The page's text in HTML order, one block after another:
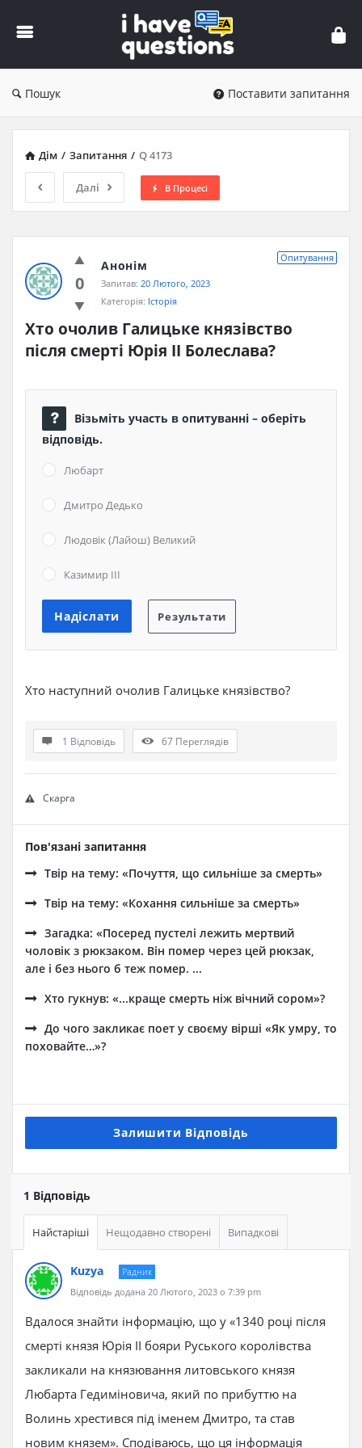
iHaveQuestions
Пошук Поставити запитання
Дім / Запитання / Q 4173
Далі В Процесі
0
Опитування
Анонім
Запитав: 20 Лютого, 2023
Категорія: Історія
Хто очолив Галицьке князівство
після смерті Юрія ІІ Болеслава?
Візьміть участь в опитуванні – оберіть
відповідь.
Любарт
Дмитро Дедько
Людовік (Лайош) Великий
Казимир ІІІ
Хто наступний очолив Галицьке князівство?
1 Відповідь 67 Переглядів
Скарга
Пов'язані запитання
Твір на тему: «Почуття, що сильніше за смерть»
Твір на тему: «Кохання сильніше за смерть»
Загадка: «Посеред пустелі лежить мертвий
чоловік з рюкзаком. Він помер через цей рюкзак,
але і без нього б теж помер. ...
Хто гукнув: «...краще смерть ніж вічний сором»?
До чого закликає поет у своєму вірші «Як умру, то
поховайте…»?
Залишити Відповідь
1 Відповідь
Найстаріші Нещодавно створені Випадкові
Kuzya
Радник
Відповідь додана 20 Лютого, 2023 о 7:39 pm
Вдалося знайти інформацію, що у «1340 році після
смерті князя Юрія ІІ бояри Руського королівства
закликали на князювання литовського князя
Любарта Гедиміновича, який по прибуттю на
Волинь хрестився під іменем Дмитро, та став
новим князем». Сподіваюсь, що ця інформація